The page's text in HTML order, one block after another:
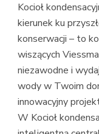
Kocioł
kierunek ku
konserwacji – to
wiszących
niezawodne i
wody w Twoim
innowacyjny
W Kocioł